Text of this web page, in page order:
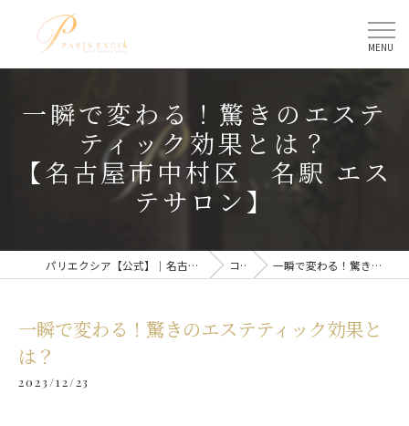
一瞬で変わる！驚きのエステ
ティック効果とは？
【名古屋市中村区 名駅 エス
テサロン】
パリエクシア【公式】｜名古屋駅のトータルビューティーサロン コラム 一瞬で変わる！驚きのエステティック効果とは？
一瞬で変わる！驚きのエステティック効果と
は？
2023/12/23